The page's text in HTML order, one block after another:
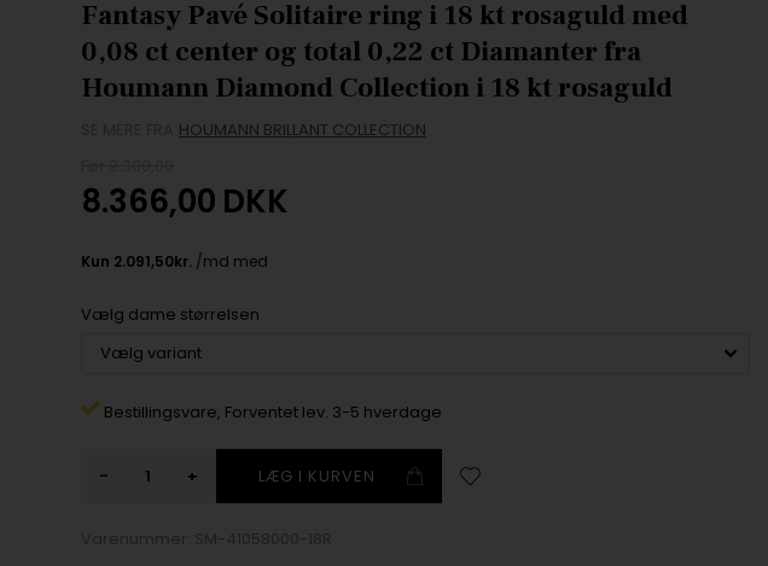
Fantasy Pavé Solitaire ring i 18 kt rosaguld med
0,08 ct center og total 0,22 ct Diamanter fra
Houmann Diamond Collection i 18 kt rosaguld
HOUMANN BRILLANT COLLECTION
8.366,00 DKK
Vælg dame størrelsen
Bestillingsvare, Forventet lev. 3-5 hverdage
- +